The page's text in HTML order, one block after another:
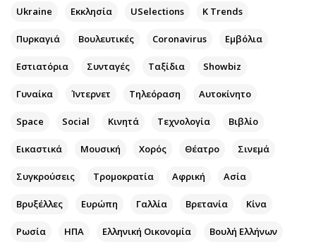
Διπλωματία
Κύπρος
Ελλάδα
Διεθνή
Οικονομική
Οικονομία
Real Estate
Αγορές
Money Review
Θέσεις εργασίας
Κινητά-tablets
Social
Αφιερώματα
Πολιτική
Οικονομία
Αναδρομές
Πρόσωπα
Ukraine Εκκλησία USelections K Τrends
Πυρκαγιά Βουλευτικές Coronavirus Εμβόλια
Εστιατόρια Συνταγές Ταξίδια Showbiz
Γυναίκα Ίντερνετ Τηλεόραση Αυτοκίνητο
Space Social Κινητά Τεχνολογία Βιβλίο
Εικαστικά Μουσική Χορός Θέατρο Σινεμά
Συγκρούσεις Τρομοκρατία Αφρική Ασία
Βρυξέλλες Ευρώπη Γαλλία Βρετανία Κίνα
Ρωσία ΗΠΑ Ελληνική Οικονομία Βουλή Ελλήνων